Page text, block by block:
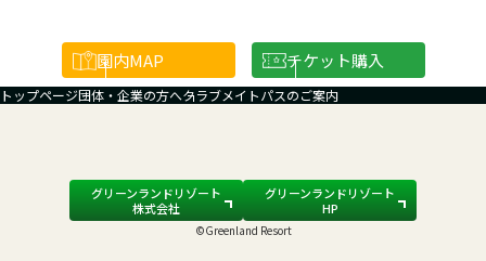
園内MAP チケット購入
トップページ団体・企業の方へクラブメイトパスのご案内
グリーンランドリゾート
株式会社
グリーンランドリゾート
HP
©Greenland Resort